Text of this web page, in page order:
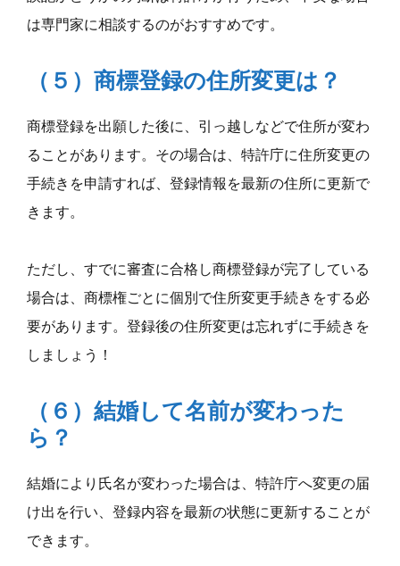
は専門家に相談するのがおすすめです。
（５）商標登録の住所変更は？
商標登録を出願した後に、引っ越しなどで住所が変わ
ることがあります。その場合は、特許庁に住所変更の
手続きを申請すれば、登録情報を最新の住所に更新で
きます。
ただし、すでに審査に合格し商標登録が完了している
場合は、商標権ごとに個別で住所変更手続きをする必
要があります。登録後の住所変更は忘れずに手続きを
しましょう！
（６）結婚して名前が変わった
ら？
結婚により氏名が変わった場合は、特許庁へ変更の届
け出を行い、登録内容を最新の状態に更新することが
できます。